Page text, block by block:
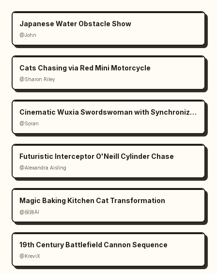
Japanese Water Obstacle Show
@John
Cats Chasing via Red Mini Motorcycle
@Sharon Riley
Cinematic Wuxia Swordswoman with Synchronized Echoes
@Soran
Futuristic Interceptor O'Neill Cylinder Chase
@Alexandra Aisling
Magic Baking Kitchen Cat Transformation
@探路AI
19th Century Battlefield Cannon Sequence
@KreviX